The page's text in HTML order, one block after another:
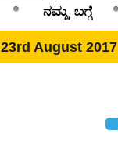
23rd August 2017